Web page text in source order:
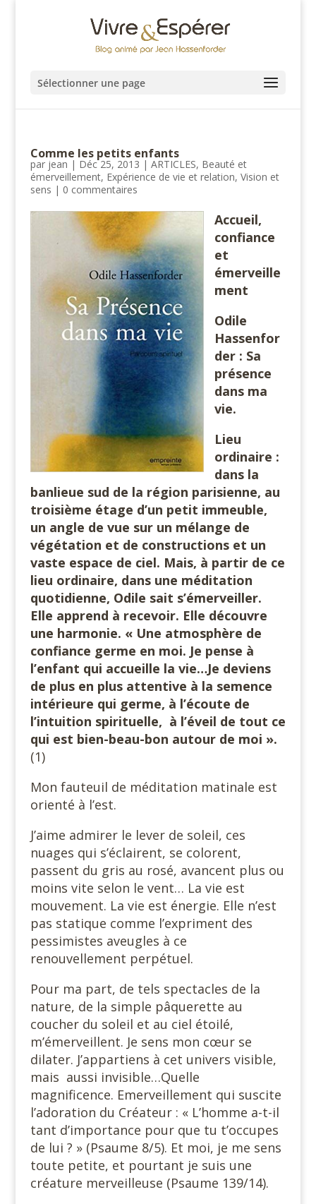
Sélectionner une page
Comme les petits enfants
par jean | Déc 25, 2013 | ARTICLES, Beauté et
émerveillement, Expérience de vie et relation, Vision et
sens | 0 commentaires
Accueil,
confiance
et
émerveille
ment
Odile
Hassenfor
der : Sa
présence
dans ma
vie.
Lieu
ordinaire :
dans la
banlieue sud de la région parisienne, au
troisième étage d’un petit immeuble,
un angle de vue sur un mélange de
végétation et de constructions et un
vaste espace de ciel. Mais, à partir de ce
lieu ordinaire, dans une méditation
quotidienne, Odile sait s’émerveiller.
Elle apprend à recevoir. Elle découvre
une harmonie. « Une atmosphère de
confiance germe en moi. Je pense à
l’enfant qui accueille la vie…Je deviens
de plus en plus attentive à la semence
intérieure qui germe, à l’écoute de
l’intuition spirituelle, à l’éveil de tout ce
qui est bien-beau-bon autour de moi ».
(1)
Mon fauteuil de méditation matinale est
orienté à l’est.
J’aime admirer le lever de soleil, ces
nuages qui s’éclairent, se colorent,
passent du gris au rosé, avancent plus ou
moins vite selon le vent… La vie est
mouvement. La vie est énergie. Elle n’est
pas statique comme l’expriment des
pessimistes aveugles à ce
renouvellement perpétuel.
Pour ma part, de tels spectacles de la
nature, de la simple pâquerette au
coucher du soleil et au ciel étoilé,
m’émerveillent. Je sens mon cœur se
dilater. J’appartiens à cet univers visible,
mais aussi invisible…Quelle
magnificence. Emerveillement qui suscite
l’adoration du Créateur : « L’homme a-t-il
tant d’importance pour que tu t’occupes
de lui ? » (Psaume 8/5). Et moi, je me sens
toute petite, et pourtant je suis une
créature merveilleuse (Psaume 139/14).